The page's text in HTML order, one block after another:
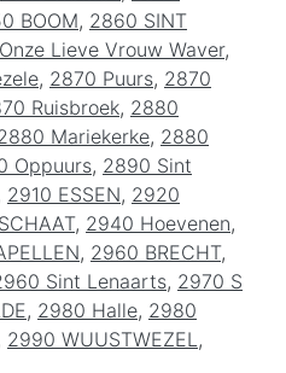
BOOM, 2860 SINT
Lieve Vrouw Waver,
, 2870 Puurs, 2870
Ruisbroek, 2880
Mariekerke, 2880
Oppuurs, 2890 Sint
2910 ESSEN, 2920
, 2940 Hoevenen,
, 2960 BRECHT,
Sint Lenaarts, 2970 S
, 2980 Halle, 2980
2990 WUUSTWEZEL ,